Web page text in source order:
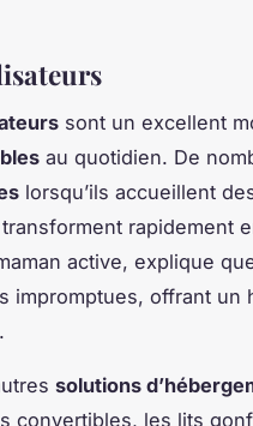
sont un excellent
au quotidien. De
lorsqu’ils accueillent
rapidement
active, explique
impromptues, offrant un
solutions
convertibles, les lits